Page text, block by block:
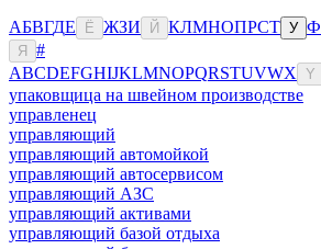
АБВГДЕ Ё ЖЗИ Й КЛМНОПРСТ У Ф
Я
#
ABCDEFGHIJKLMNOPQRSTUVWX Y
упаковщица на швейном производстве
управленец
управляющий
управляющий автомойкой
управляющий автосервисом
управляющий АЗС
управляющий активами
управляющий базой отдыха